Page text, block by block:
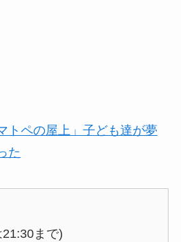
トペの屋上」子ども達が夢
た
まで)